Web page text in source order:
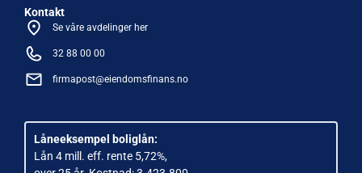
Kontakt
Se våre avdelinger her
32 88 00 00
firmapost@eiendomsfinans.no
Låneeksempel boliglån:
Lån 4 mill. eff. rente 5,72%,